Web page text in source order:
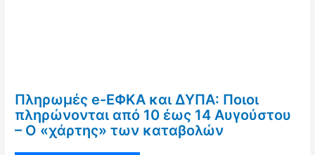
Πληρωμές e-ΕΦΚΑ και ΔΥΠΑ: Ποιοι
πληρώνονται από 10 έως 14 Αυγούστου
– Ο «χάρτης» των καταβολών